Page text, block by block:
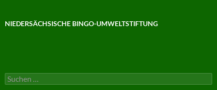
NIEDERSÄCHSISCHE BINGO-UMWELTSTIFTUNG
Suchen
nach: